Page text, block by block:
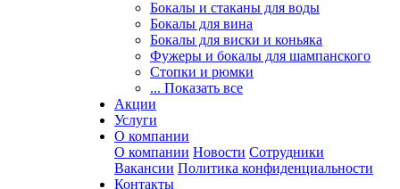
Бокалы и стаканы для воды
Бокалы для вина
Бокалы для виски и коньяка
Фужеры и бокалы для шампанского
Стопки и рюмки
... Показать все
Акции
Услуги
О компании
О компании Новости Сотрудники
Вакансии Политика конфиденциальности
Контакты